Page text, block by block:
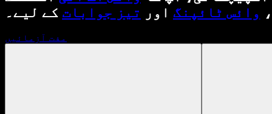
، وائس ٹائپنگ اور تیز جوابات کے لیے۔
مفت آزمائیں